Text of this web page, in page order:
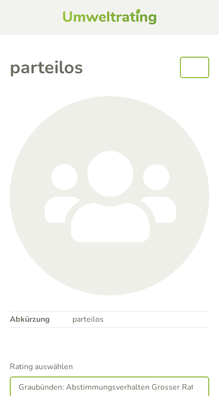
parteilos
Abkürzung parteilos
Rating auswählen